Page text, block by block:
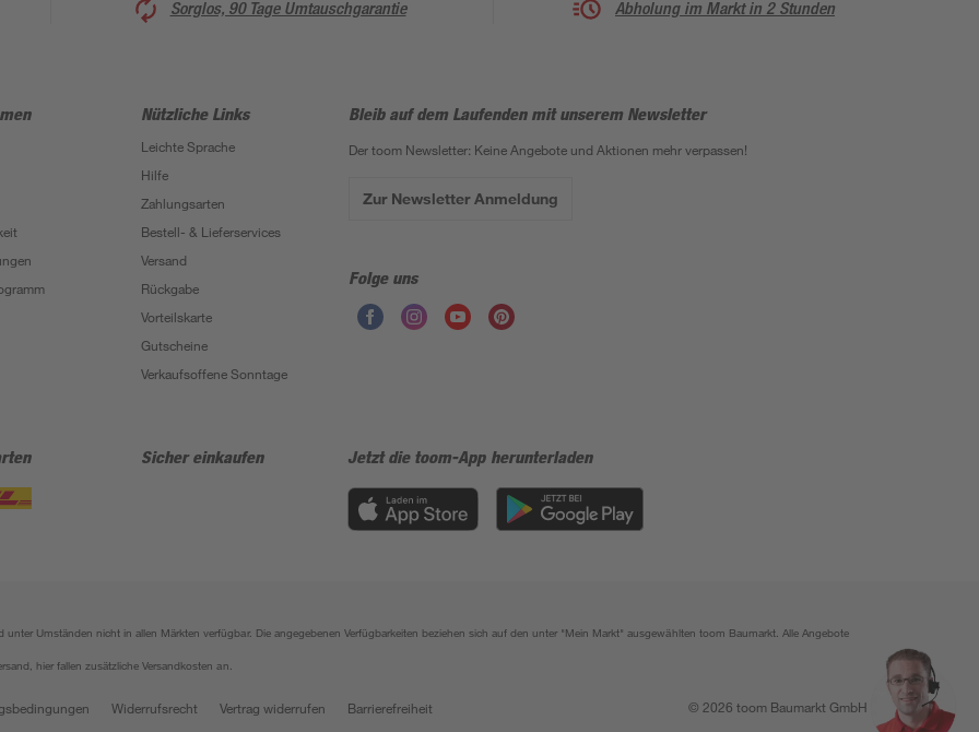
Sorglos, 90 Tage Umtauschgarantie Abholung im Markt in 2 Stunden
Nützliche Links
Leichte Sprache
Hilfe
Zahlungsarten
Bestell- & Lieferservices
Versand
Rückgabe
Vorteilskarte
Gutscheine
Verkaufsoffene Sonntage
Bleib auf dem Laufenden mit unserem Newsletter
Der toom Newsletter: Keine Angebote und Aktionen mehr verpassen!
Zur Newsletter Anmeldung
Folge uns
Sicher einkaufen Jetzt die toom-App herunterladen
Umständen nicht in allen Märkten verfügbar. Die angegebenen Verfügbarkeiten beziehen sich auf den unter "Mein Markt" ausgewählten toom Baumarkt. Alle Angebote
hier fallen zusätzliche Versandkosten an.
Widerrufsrecht Vertrag widerrufen Barrierefreiheit © 2026 toom Baumarkt GmbH